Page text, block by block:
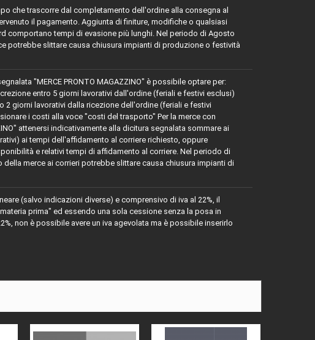
che trascorre dal completamento dell'ordine alla consegna al
il pagamento. Aggiunta di finiture, modifiche o qualsiasi
comportano tempi di evasione più lunghi. Nel periodo di Agosto
potrebbe slittare causa chiusura impianti di produzione o festività
"MERCE PRONTO MAGAZZINO" è possibile optare per:
entro 5 giorni lavorativi dall'ordine (feriali e festivi esclusi)
2 giorni lavorativi dalla ricezione dell'ordine (feriali e festivi
i costi alla voce "costi del trasporto" Per la merce con
attenersi indicativamente alla dicitura segnalata sommare ai
ai tempi dell'affidamento al corriere richiesto, oppure
e relativi tempi di affidamento al corriere. Nel periodo di
merce ai corrieri potrebbe slittare causa chiusura impianti di
(salvo indicazioni diverse) e comprensivo di iva al 22%, il
prima" ed essendo una sola cessione senza la posa in
non è possibile avere un iva agevolata ma è possibile inserirlo